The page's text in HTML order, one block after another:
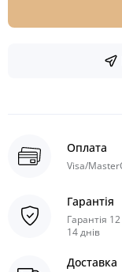
Оплата
Visa/
Гарантія
Гарантія
14 днів
Доставка